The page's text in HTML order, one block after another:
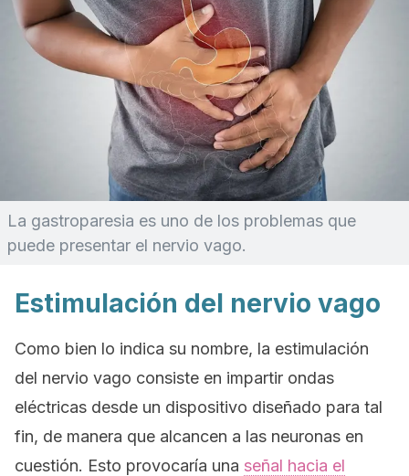
La gastroparesia es uno de los problemas que
puede presentar el nervio vago.
Estimulación del nervio vago
Como bien lo indica su nombre, la estimulación
del nervio vago consiste en impartir ondas
eléctricas desde un dispositivo diseñado para tal
fin, de manera que alcancen a las neuronas en
cuestión. Esto provocaría una señal hacia el